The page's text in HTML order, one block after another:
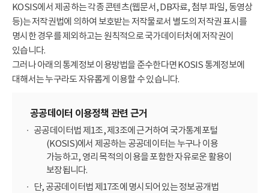
KOSIS에서 제공하는 각종 콘텐츠(웹문서, DB자료, 첨부 파일, 동영상
등)는 저작권법에 의하여 보호받는 저작물로서 별도의 저작권 표시를
명시한 경우를 제외하고는 원칙적으로 국가데이터처에 저작권이
있습니다.
그러나 아래의 통계정보 이용방법을 준수한다면 KOSIS 통계정보에
대해서는 누구라도 자유롭게 이용할 수 있습니다.
공공데이터 이용정책 관련 근거
공공데이터법 제1조, 제3조에 근거하여 국가통계포털
(KOSIS)에서 제공하는 공공데이터는 누구나 이용
가능하고, 영리 목적의 이용을 포함한 자유로운 활용이
보장됩니다.
단, 공공데이터법 제17조에 명시되어 있는 정보공개법